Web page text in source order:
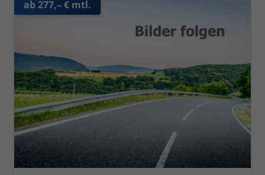
ab 277,– € mtl.